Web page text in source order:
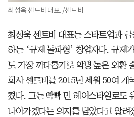
최성욱 센트비 대표. /센트비
최성욱 센트비 대표는 스타트업과
하는 ‘규제 돌파형’ 창업자다. 규제
도 가장 까다롭기로 악명 높은 외환
회사 센트비를 2015년 세워 50여 개
켰다. 그는 빡빡 민 헤어스타일로도
나아가겠다는 의지를 담았다고 알려